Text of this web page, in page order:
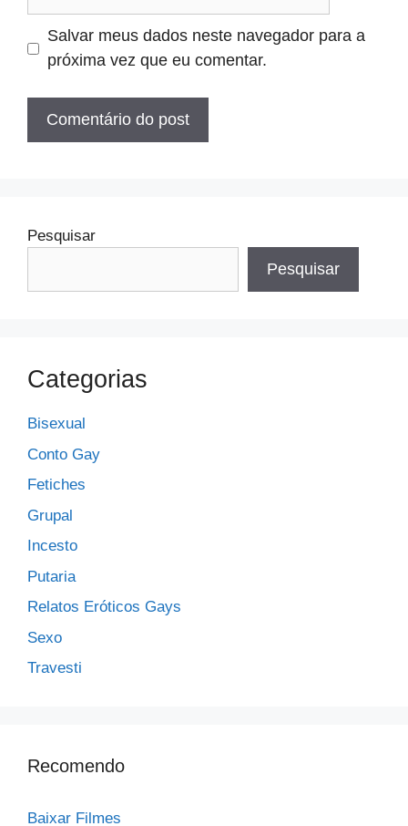
Salvar meus dados neste navegador para a
próxima vez que eu comentar.
Pesquisar
Pesquisar
Categorias
Bisexual
Conto Gay
Fetiches
Grupal
Incesto
Putaria
Relatos Eróticos Gays
Sexo
Travesti
Recomendo
Baixar Filmes